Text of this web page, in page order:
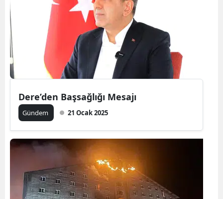
Dere’den Başsağlığı Mesajı
Gündem 21 Ocak 2025